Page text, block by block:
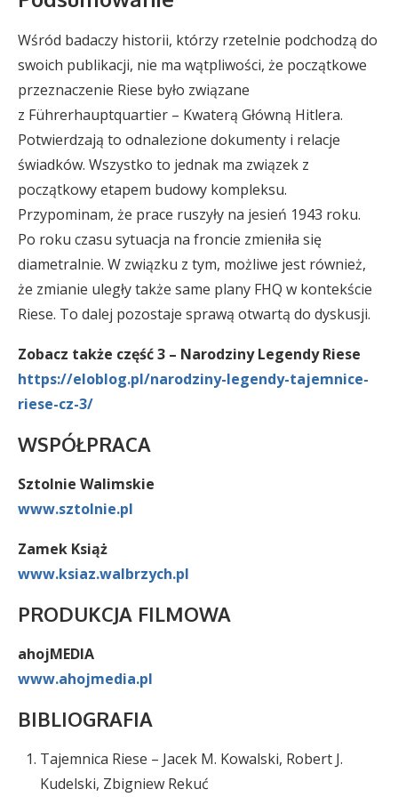
Wśród badaczy historii, którzy rzetelnie podchodzą do
swoich publikacji, nie ma wątpliwości, że początkowe
przeznaczenie Riese było związane
z Führerhauptquartier – Kwaterą Główną Hitlera.
Potwierdzają to odnalezione dokumenty i relacje
świadków. Wszystko to jednak ma związek z
początkowy etapem budowy kompleksu.
Przypominam, że prace ruszyły na jesień 1943 roku.
Po roku czasu sytuacja na froncie zmieniła się
diametralnie. W związku z tym, możliwe jest również,
że zmianie uległy także same plany FHQ w kontekście
Riese. To dalej pozostaje sprawą otwartą do dyskusji.
Zobacz także część 3 – Narodziny Legendy Riese
https://eloblog.pl/narodziny-legendy-tajemnice-
riese-cz-3/
WSPÓŁPRACA
Sztolnie Walimskie
www.sztolnie.pl
Zamek Książ
www.ksiaz.walbrzych.pl
PRODUKCJA FILMOWA
ahojMEDIA
www.ahojmedia.pl
BIBLIOGRAFIA
Tajemnica Riese – Jacek M. Kowalski, Robert J.
Kudelski, Zbigniew Rekuć